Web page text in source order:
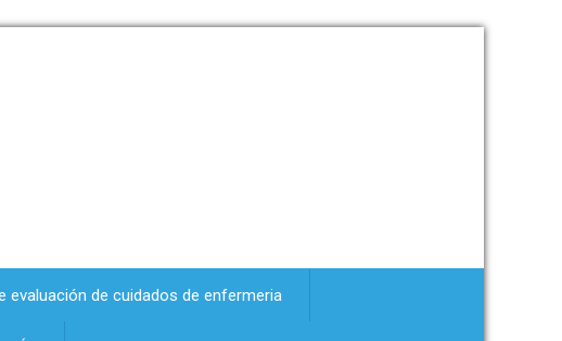
evaluación de cuidados de enfermeria